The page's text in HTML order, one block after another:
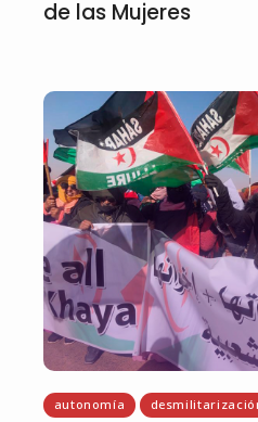
de las Mujeres
autonomía